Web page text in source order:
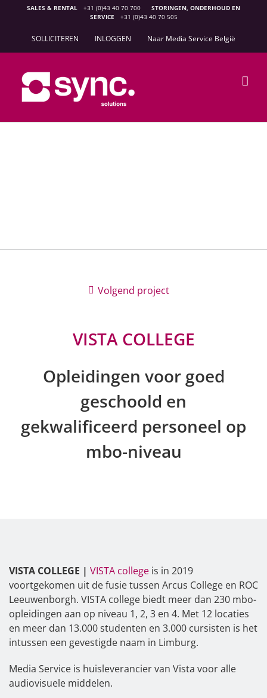
SALES & RENTAL +31 (0)43 40 70 700
STORINGEN, ONDERHOUD EN
SERVICE
+31 (0)43 40 70 505
SOLLICITEREN INLOGGEN Naar Media Service België
Volgend project
VISTA COLLEGE
Opleidingen voor goed
geschoold en
gekwalificeerd personeel op
mbo-niveau
VISTA COLLEGE | VISTA college is in 2019
voortgekomen uit de fusie tussen Arcus College en ROC
Leeuwenborgh. VISTA college biedt meer dan 230 mbo-
opleidingen aan op niveau 1, 2, 3 en 4. Met 12 locaties
en meer dan 13.000 studenten en 3.000 cursisten is het
intussen een gevestigde naam in Limburg.
Media Service is huisleverancier van Vista voor alle
audiovisuele middelen.